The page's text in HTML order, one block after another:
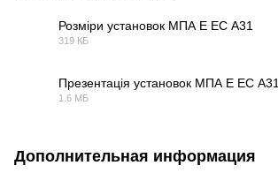
Розміри установок МПА Е ЕС А31
319 КБ
Презентація установок МПА Е ЕС А31
1.6 МБ
Дополнительная информация